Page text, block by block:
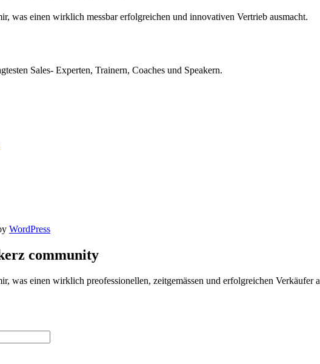
was einen wirklich messbar erfolgreichen und innovativen Vertrieb ausmacht.
Sales- Experten, Trainern, Coaches und Speakern.
WordPress
community
was einen wirklich preofessionellen, zeitgemässen und erfolgreichen Verkäufer